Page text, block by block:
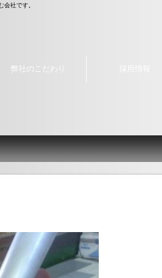
社です。
弊社のこだわり